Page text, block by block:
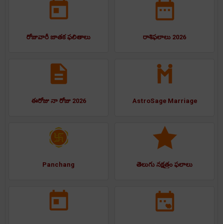
రోజువారీ జాతక ఫలితాలు రాశిఫలాలు 2026
ఈరోజు నా రోజు 2026 AstroSage Marriage
Panchang తెలుగు నక్షత్రం ఫలాలు